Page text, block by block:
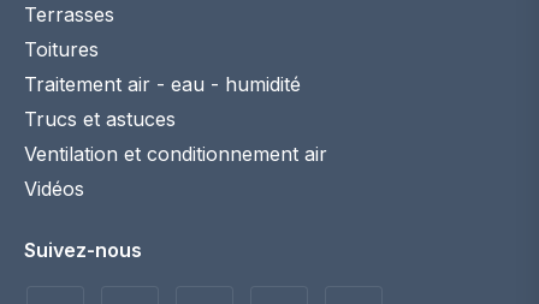
Terrasses
Toitures
Traitement air - eau - humidité
Trucs et astuces
Ventilation et conditionnement air
Vidéos
Suivez-nous